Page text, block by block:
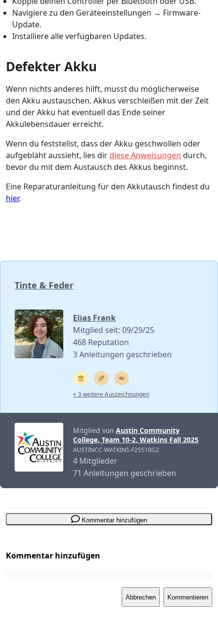
Navigiere zu den Geräteeinstellungen → Firmware-
Update.
Installiere alle verfügbaren Updates.
Defekter Akku
Wenn nichts anderes hilft, musst du möglicherweise
den Akku austauschen. Akkus verschleißen mit der Zeit
und der Akku hat eventuell das Ende seiner
Akkulebensdauer erreicht.
Wenn du feststellst, dass der Akku geschwollen oder
aufgebläht aussieht, lies dir diese Anweisungen durch,
bevor du mit dem Austausch des Akkus beginnst.
Eine Reparaturanleitung für den Akkutausch findest du
hier.
Tinte & Feder
Elias Frank
Mitglied seit: 09/29/25
468 Reputation
3 Anleitungen geschrieben
+ 3 weitere Auszeichnungen
Mitglied von Austin Community
College, Team 10-2, Watkins Fall 2025
AUSTINCC-WATKINS-F25S10G2
4 Mitglieder
71 Anleitungen geschrieben
Kommentar hinzufügen
Kommentar hinzufügen
Abbrechen Kommentieren